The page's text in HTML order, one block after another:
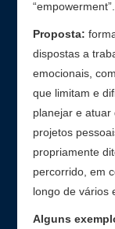
“empowerment”.
Proposta:
dispostas a
emocionais,
que limitam e
planejar e
projetos
propriamente
percorrido, em
longo de vários
Alguns